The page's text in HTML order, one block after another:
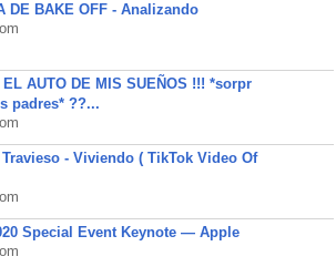
DE BAKE OFF - Analizando
EL AUTO DE MIS SUEÑOS !!! *sorpr
padres* ??...
- Viviendo ( TikTok Video Of
Special Event Keynote — Apple